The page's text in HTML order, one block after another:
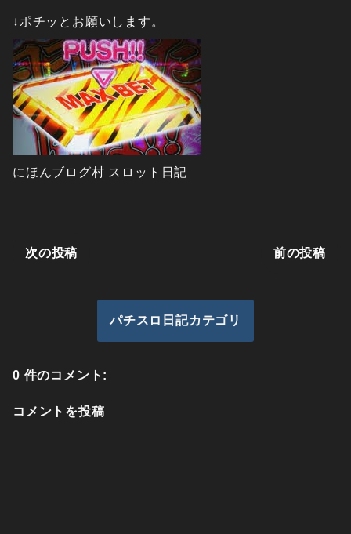
↓ポチッとお願いします。
にほんブログ村 スロット日記
次の投稿 前の投稿
パチスロ日記カテゴリ
0 件のコメント:
コメントを投稿